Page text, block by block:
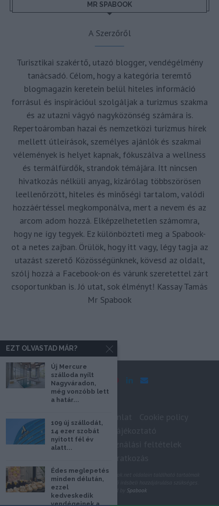
MR SPABOOK
A Szerzőről
Turisztikai szakértő, utazó blogger, vendégélmény
tanácsadó. Célom, hogy a kategória teremtő
blogmagazin keretein belül hiteles információ
forrásul és inspirációul szolgáljak a turizmus szakma
és az utazni vágyó nagyközönség számára is.
Repertoáromban hazai és nemzetközi turizmus hírek
mellett útleírások, személyes ajánlók és szakmai
vélemények is helyet kapnak, fókuszálva a wellness
és termálfürdők, strandok témájára. Itt nincsen
hivatkozás nélküli anyag, kizárólag többszörösen
leellenőrzött, hiteles és minőségi tartalom, valódi
hozzáértéssel megkomponálva, mert a nevem és az
arcom adom hozzá. Elképzelhetetlen számomra,
hogy ne így tegyek. Ez különbözteti meg a Spabook-
ot a netes zajban. Örülök, hogy itt vagy, légy tagja az
utazást szerető Közösségünknek, kövesd az oldalt,
szólj hozzá a Facebook-on és várunk szeretettel zárt
csoportunkban is. Jó utat, sok élményt! Kassay Tamás
Mr Spabook
Impresszum
Adatkezelési tájékoztató
Szerzői jogok, felhasználási feltételek
@2020 - Minden jog fenntartva. A Spabook.net oldalain található tartalmak
felhasználásához, újraközléséhez a szerző írásbeli hozzájárulása szükséges.
Spabook
EZT OLVASTAD MÁR?
Új Mercure
szálloda nyílt
Nagyváradon,
még vonzóbb lett
a határ...
109 új szállodát,
14 ezer szobát
nyitott fél év
alatt...
Édes meglepetés
minden délután,
ezzel
kedveskedik
vendégeinek a